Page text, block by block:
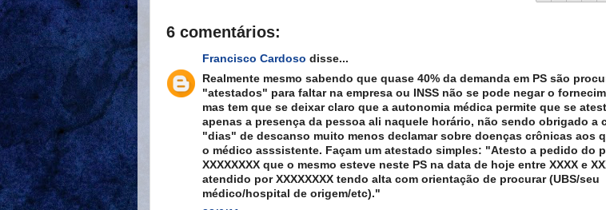
6 comentários:
Francisco Cardoso disse...
Realmente mesmo sabendo que quase 40% da demanda em PS são
"atestados" para faltar na empresa ou INSS não se pode negar o
mas tem que se deixar claro que a autonomia médica permite que se
apenas a presença da pessoa ali naquele horário, não sendo obrigado a
"dias" de descanso muito menos declamar sobre doenças crônicas aos
o médico asssistente. Façam um atestado simples: "Atesto a pedido do
XXXXXXXX que o mesmo esteve neste PS na data de hoje entre XXXX e
atendido por XXXXXXXX tendo alta com orientação de procurar (UBS/seu
médico/hospital de origem/etc)."